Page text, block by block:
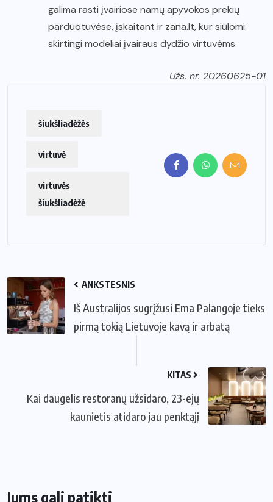
galima rasti įvairiose namų apyvokos prekių
parduotuvėse, įskaitant ir zana.lt, kur siūlomi
skirtingi modeliai įvairaus dydžio virtuvėms.
Užs. nr. 20260625-01
šiukšliadėžės
virtuvė
virtuvės
šiukšliadėžė
ANKSTESNIS
Iš Australijos sugrįžusi Ema Palangoje tieks
pirmą tokią Lietuvoje kavą ir arbatą
KITAS
Kai daugelis restoranų užsidaro, 23-ejų
kaunietis atidaro jau penktąjį
Jums gali patikti